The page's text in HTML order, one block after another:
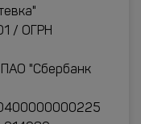
/ ОГРН
"Сбербанк